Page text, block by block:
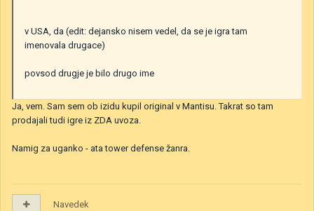
v USA, da (edit: dejansko nisem vedel, da se je igra tam
imenovala drugace)
povsod drugje je bilo drugo ime
Ja, vem. Sam sem ob izidu kupil original v Mantisu. Takrat so tam
prodajali tudi igre iz ZDA uvoza.
Namig za uganko - ata tower defense žanra.
Navedek